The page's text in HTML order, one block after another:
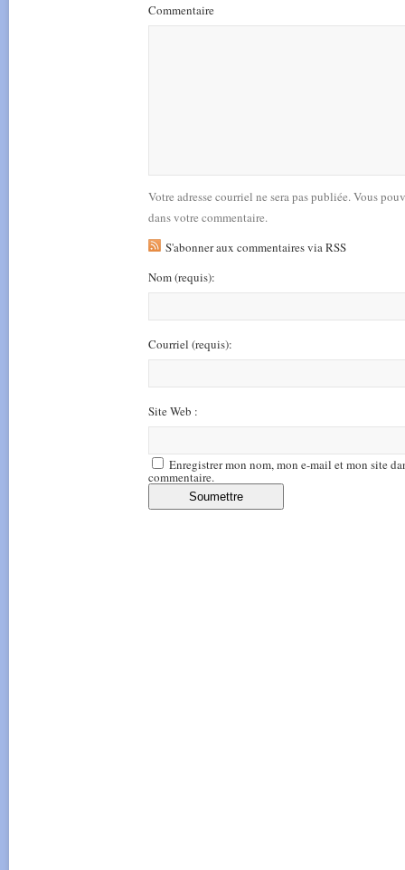
Commentaire
Votre adresse courriel ne sera pas publiée. Vous
dans votre commentaire.
S'abonner aux commentaires via RSS
Nom(requis):
Courriel (requis):
Site Web :
Enregistrer mon nom, mon e-mail et mon site
commentaire.